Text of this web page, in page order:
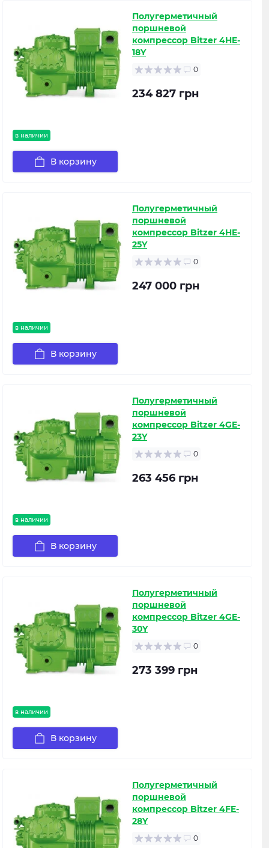
в наличии
Полугерметичный
поршневой
компрессор Bitzer 4HE-
18Y
0
234 827 грн
В корзину
в наличии
Полугерметичный
поршневой
компрессор Bitzer 4HE-
25Y
0
247 000 грн
В корзину
в наличии
Полугерметичный
поршневой
компрессор Bitzer 4GE-
23Y
0
263 456 грн
В корзину
в наличии
Полугерметичный
поршневой
компрессор Bitzer 4GE-
30Y
0
273 399 грн
В корзину
Полугерметичный
поршневой
компрессор Bitzer 4FE-
28Y
0